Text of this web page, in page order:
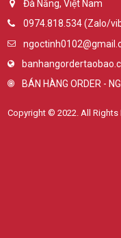
Đà Nẵng, Việt Nam
0974.818.534 (Zalo/
BÁN HÀNG ORDER -
Copyright © 2022. All Rights